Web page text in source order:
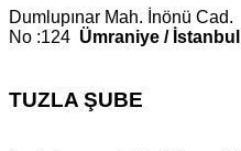
Dumlupınar Mah. İnönü Cad.
No :124 Ümraniye / İstanbul
TUZLA ŞUBE